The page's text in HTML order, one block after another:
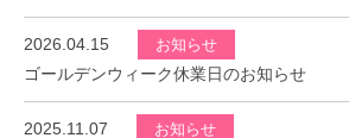
2026.04.15 お知らせ
ゴールデンウィーク休業日のお知らせ
2025.11.07 お知らせ